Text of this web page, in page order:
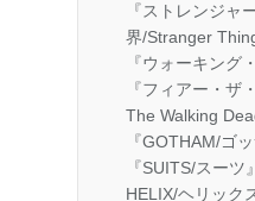
『ストレンジャ
界/Stranger
『ウォーキング
『フィアー・ザ
The Walking
『GOTHAM/ゴッ
『SUITS/スーツ』
HELIX/ヘリック